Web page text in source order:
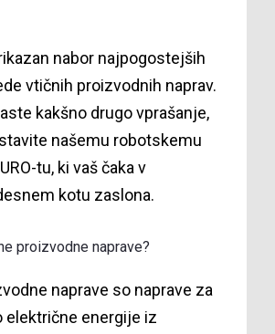
nabor najpogostejših
vtičnih proizvodnih naprav.
kakšno drugo vprašanje,
našemu robotskemu
tu, ki vaš čaka v
kotu zaslona.
proizvodne naprave?
naprave so naprave za
električne energije iz